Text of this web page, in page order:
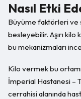
Nasıl Etki
Büyüme faktörleri
besleyebilir. Aşırı
bu mekanizmaları
Kilo vermek bu
İmperial Hastanesi –
cerrahisi alanında